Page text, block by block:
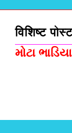
विशिष्ट
મોટા